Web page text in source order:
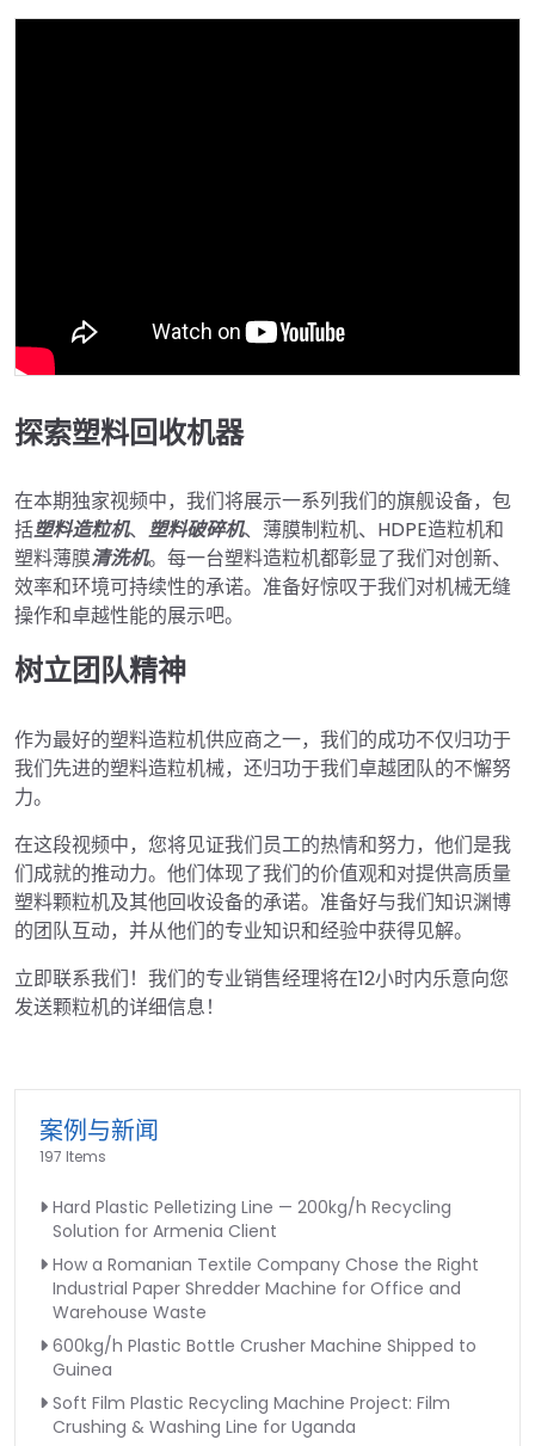
探索塑料回收机器
在本期独家视频中，我们将展示一系列我们的旗舰设备，包
括塑料造粒机、 塑料破碎机、薄膜制粒机、HDPE造粒机和
塑料薄膜清洗机。每一台塑料造粒机都彰显了我们对创新、
效率和环境可持续性的承诺。准备好惊叹于我们对机械无缝
操作和卓越性能的展示吧。
树立团队精神
作为最好的塑料造粒机供应商之一，我们的成功不仅归功于
我们先进的塑料造粒机械，还归功于我们卓越团队的不懈努
力。
在这段视频中，您将见证我们员工的热情和努力，他们是我
们成就的推动力。他们体现了我们的价值观和对提供高质量
塑料颗粒机及其他回收设备的承诺。准备好与我们知识渊博
的团队互动，并从他们的专业知识和经验中获得见解。
立即联系我们！我们的专业销售经理将在12小时内乐意向您
发送颗粒机的详细信息！
案例与新闻
197 Items
Hard Plastic Pelletizing Line — 200kg/h Recycling
Solution for Armenia Client
How a Romanian Textile Company Chose the Right
Industrial Paper Shredder Machine for Office and
Warehouse Waste
600kg/h Plastic Bottle Crusher Machine Shipped to
Guinea
Soft Film Plastic Recycling Machine Project: Film
Crushing & Washing Line for Uganda